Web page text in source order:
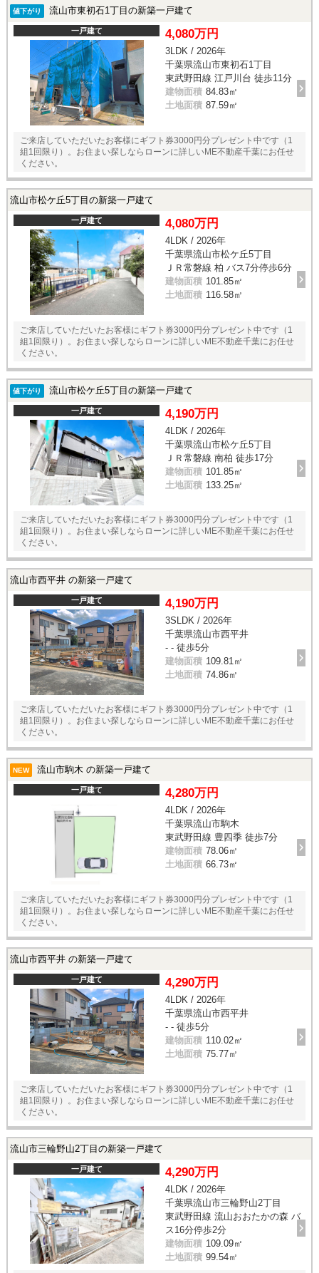
値下がり 流山市東初石1丁目の新築一戸建て
一戸建て 4,080万円
3LDK / 2026年
千葉県流山市東初石1丁目
東武野田線 江戸川台 徒歩11分
建物面積 84.83㎡
土地面積 87.59㎡
ご来店していただいたお客様にギフト券3000円分プレゼント中です（1
組1回限り）。お住まい探しならローンに詳しいME不動産千葉にお任せ
ください。
流山市松ケ丘5丁目の新築一戸建て
一戸建て 4,080万円
4LDK / 2026年
千葉県流山市松ケ丘5丁目
ＪＲ常磐線 柏 バス7分停歩6分
建物面積 101.85㎡
土地面積 116.58㎡
ご来店していただいたお客様にギフト券3000円分プレゼント中です（1
組1回限り）。お住まい探しならローンに詳しいME不動産千葉にお任せ
ください。
値下がり 流山市松ケ丘5丁目の新築一戸建て
一戸建て 4,190万円
4LDK / 2026年
千葉県流山市松ケ丘5丁目
ＪＲ常磐線 南柏 徒歩17分
建物面積 101.85㎡
土地面積 133.25㎡
ご来店していただいたお客様にギフト券3000円分プレゼント中です（1
組1回限り）。お住まい探しならローンに詳しいME不動産千葉にお任せ
ください。
流山市西平井 の新築一戸建て
一戸建て 4,190万円
3SLDK / 2026年
千葉県流山市西平井
- - 徒歩5分
建物面積 109.81㎡
土地面積 74.86㎡
ご来店していただいたお客様にギフト券3000円分プレゼント中です（1
組1回限り）。お住まい探しならローンに詳しいME不動産千葉にお任せ
ください。
NEW 流山市駒木 の新築一戸建て
一戸建て 4,280万円
4LDK / 2026年
千葉県流山市駒木
東武野田線 豊四季 徒歩7分
建物面積 78.06㎡
土地面積 66.73㎡
ご来店していただいたお客様にギフト券3000円分プレゼント中です（1
組1回限り）。お住まい探しならローンに詳しいME不動産千葉にお任せ
ください。
流山市西平井 の新築一戸建て
一戸建て 4,290万円
4LDK / 2026年
千葉県流山市西平井
- - 徒歩5分
建物面積 110.02㎡
土地面積 75.77㎡
ご来店していただいたお客様にギフト券3000円分プレゼント中です（1
組1回限り）。お住まい探しならローンに詳しいME不動産千葉にお任せ
ください。
流山市三輪野山2丁目の新築一戸建て
一戸建て 4,290万円
4LDK / 2026年
千葉県流山市三輪野山2丁目
東武野田線 流山おおたかの森 バ
ス16分停歩2分
建物面積 109.09㎡
土地面積 99.54㎡